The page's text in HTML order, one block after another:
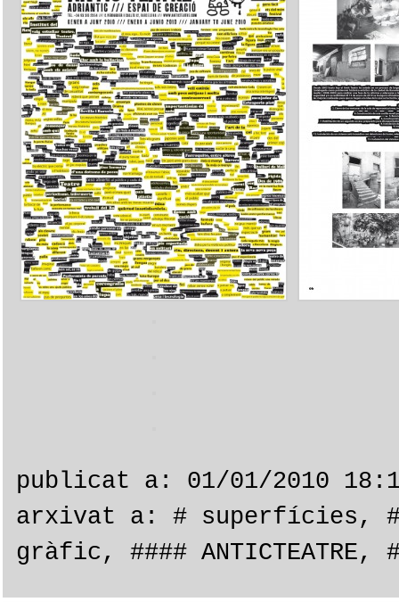
publicat a: 01/01/2010
arxivat a: # superfícies ,
gràfic , #### ANTICTEATRE,